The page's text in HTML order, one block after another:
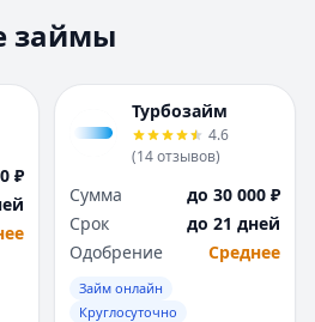
Набережные Челны
Нижний Новгород
Новокузнецк
Новосибирск
Оренбург
П
Пенза
Набережные
Нижний Новгород
Новокузнецк
Новосибирск
Оренбург
П
Пенза
займы
₽
Турбозайм
4.6
(14отзывов)
Сумма
до 30 000 ₽
Срок
до 21 дней
Одобрение
Среднее
Займ онлайн
Круглосуточно